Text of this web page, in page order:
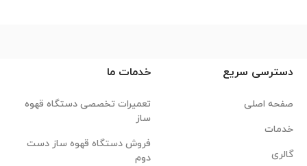
دسترسی سریع
صفحه اصلی
خدمات
گالری
خدمات ما
تعمیرات تخصصی دستگاه قهوه
ساز
فروش دستگاه قهوه ساز دست
دوم